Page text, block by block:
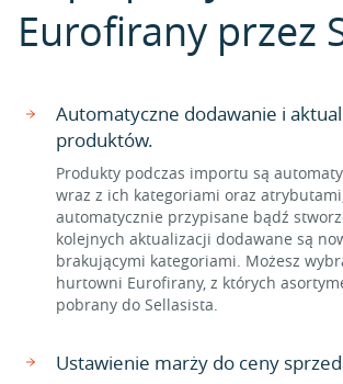
Eurofirany przez
Automatyczne dodawanie i
produktów.
Produkty podczas importu są
wraz z ich kategoriami oraz
automatycznie przypisane bądź
kolejnych aktualizacji dodawane są
brakującymi kategoriami. Możesz
hurtowni Eurofirany, z których
pobrany do Sellasista.
Ustawienie marży do ceny